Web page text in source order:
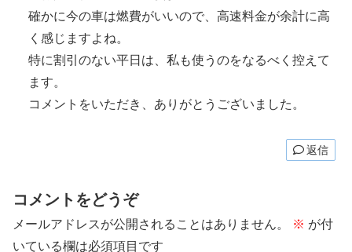
確かに今の車は燃費がいいので、高速料金が余計に高
く感じますよね。
特に割引のない平日は、私も使うのをなるべく控えて
ます。
コメントをいただき、ありがとうございました。
返信
コメントをどうぞ
メールアドレスが公開されることはありません。 ※ が付
いている欄は必須項目です